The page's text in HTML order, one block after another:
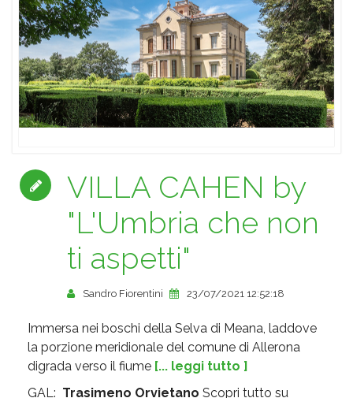
VILLA CAHEN by
"L'Umbria che non
ti aspetti"
Sandro Fiorentini 23/07/2021 12:52:18
Immersa nei boschi della Selva di Meana, laddove
la porzione meridionale del comune di Allerona
digrada verso il fiume [... leggi tutto ]
GAL: Trasimeno Orvietano Scopri tutto su